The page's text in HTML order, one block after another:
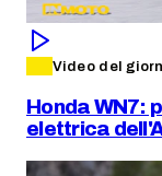
Video del
Honda WN7:
elettrica